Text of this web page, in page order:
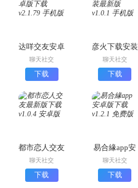
达咩交友安卓
版下载
聊天社交
下载
彦火下载安装
最新版
聊天社交
下载
都市恋人交友
最新版下载
聊天社交
下载
易合緣app安
卓版下载
聊天社交
下载